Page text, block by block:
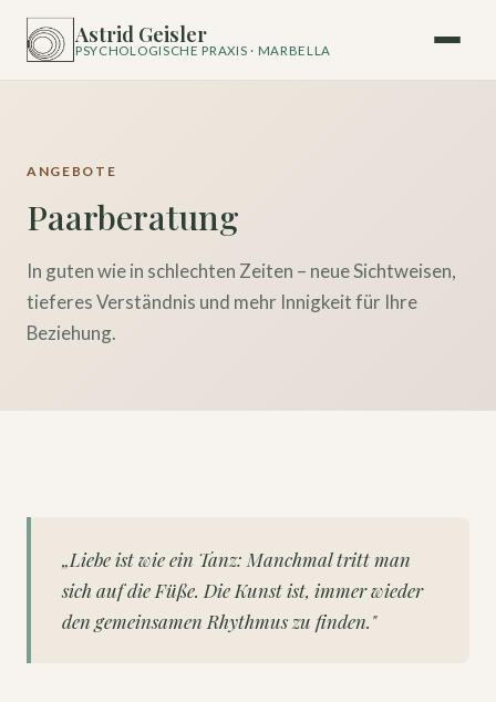
Astrid Geisler
PSYCHOLOGISCHE PRAXIS · MARBELLA
ANGEBOTE
Paarberatung
In guten wie in schlechten Zeiten – neue Sichtweisen,
tieferes Verständnis und mehr Innigkeit für Ihre
Beziehung.
„Liebe ist wie ein Tanz: Manchmal tritt man
sich auf die Füße. Die Kunst ist, immer wieder
den gemeinsamen Rhythmus zu finden."